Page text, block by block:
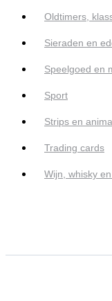
Oldtimers,
Sieraden en
Speelgoed en
Sport
Strips en
Trading cards
Wijn, whisky